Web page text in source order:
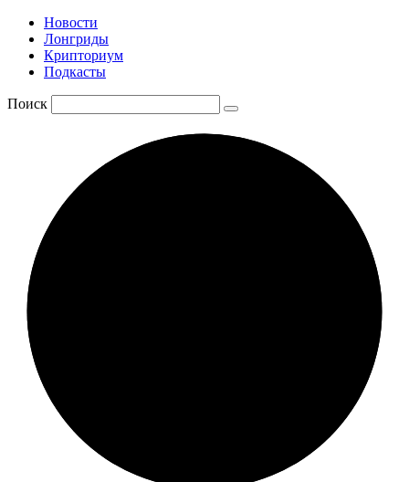
Новости
Лонгриды
Крипториум
Подкасты
Поиск